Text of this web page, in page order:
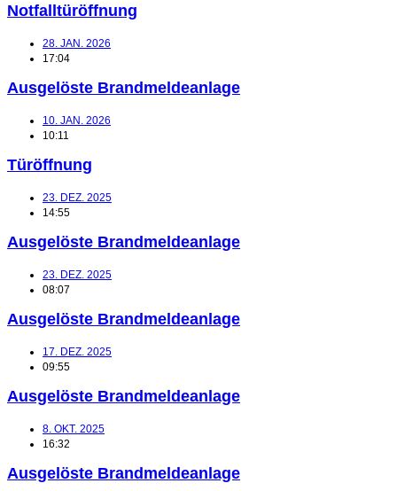
Notfalltüröffnung
28. JAN. 2026
17:04
Ausgelöste Brandmeldeanlage
10. JAN. 2026
10:11
Türöffnung
23. DEZ. 2025
14:55
Ausgelöste Brandmeldeanlage
23. DEZ. 2025
08:07
Ausgelöste Brandmeldeanlage
17. DEZ. 2025
09:55
Ausgelöste Brandmeldeanlage
8. OKT. 2025
16:32
Ausgelöste Brandmeldeanlage